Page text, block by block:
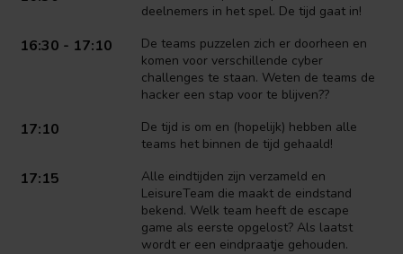
deelnemers in het spel. De tijd gaat in!
16:30 - 17:10
De teams puzzelen zich er doorheen en
komen voor verschillende cyber
challenges te staan. Weten de teams de
hacker een stap voor te blijven??
17:10
De tijd is om en (hopelijk) hebben alle
teams het binnen de tijd gehaald!
17:15
Alle eindtijden zijn verzameld en
LeisureTeam die maakt de eindstand
bekend. Welk team heeft de escape
game als eerste opgelost? Als laatst
wordt er een eindpraatje gehouden.